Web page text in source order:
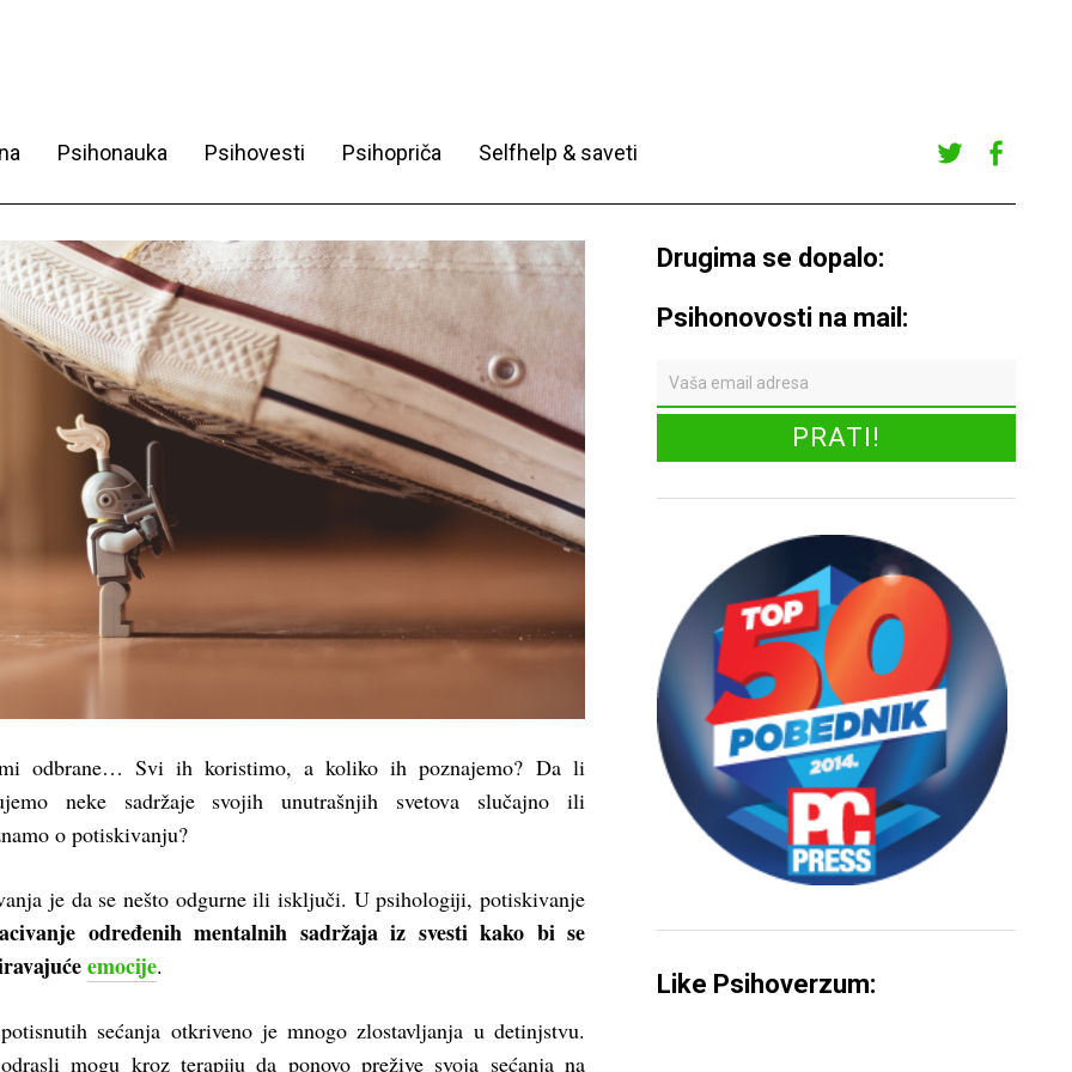
Psihonauka Psihovesti Psihopriča Selfhelp & saveti
r
ook
odbrane… Svi ih koristimo, a koliko ih poznajemo? Da li
neke sadržaje svojih unutrašnjih svetova slučajno ili
o potiskivanju?
je da se nešto odgurne ili isključi. U psihologiji, potiskivanje
određenih mentalnih sadržaja iz svesti kako bi se
emocije.
sećanja otkriveno je mnogo zlostavljanja u detinjstvu.
mogu kroz terapiju da ponovo prežive svoja sećanja na
Drugima se dopalo:
Psihonovosti na mail:
Like Psihoverzum: